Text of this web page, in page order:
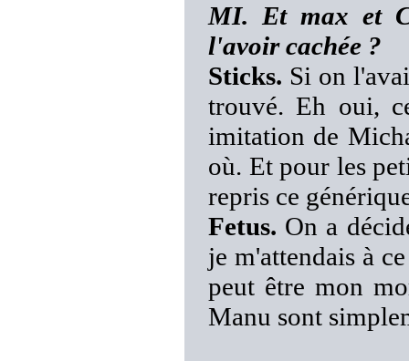
MI. Et max et
l'avoir cachée ?
Sticks. Si on
trouvé. Eh oui,
imitation de
où. Et pour les
repris ce
Fetus. On a
je m'attendais à
peut être mon
Manu sont